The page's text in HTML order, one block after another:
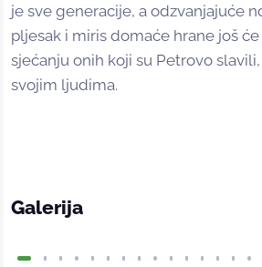
je sve generacije, a odzvanjajuće
pljesak i miris domaće hrane još
sjećanju onih koji su Petrovo
svojim ljudima.
Galerija